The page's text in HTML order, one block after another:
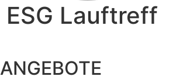
ESG ­Lauftreff
ANGEBOTE